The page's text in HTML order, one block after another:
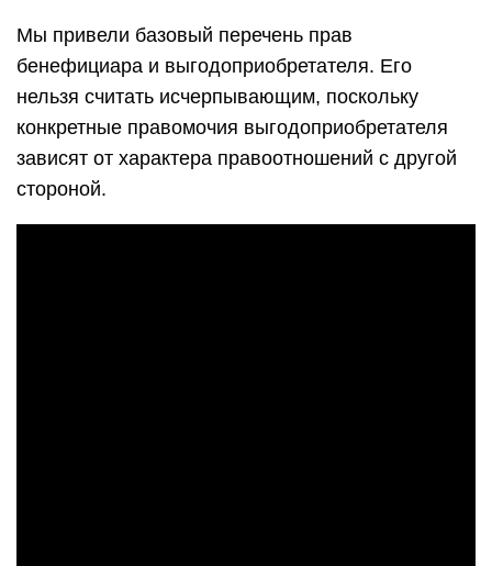
Мы привели базовый перечень прав
бенефициара и выгодоприобретателя. Его
нельзя считать исчерпывающим, поскольку
конкретные правомочия выгодоприобретателя
зависят от характера правоотношений с другой
стороной.